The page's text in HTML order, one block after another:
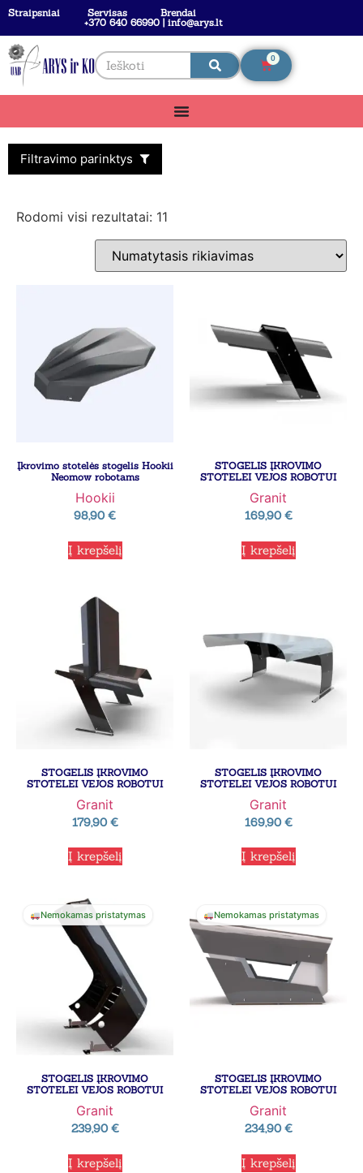
Straipsniai Servisas
Brendai
+370 640 66990 | info@arys.lt
0
Filtravimo parinktys
Rodomi visi rezultatai: 11
Įkrovimo stotelės stogelis Hookii
Neomow robotams
Hookii
98,90€
Į krepšelį
STOGELIS ĮKROVIMO
STOTELEI VEJOS ROBOTUI
Granit
169,90€
Į krepšelį
STOGELIS ĮKROVIMO
STOTELEI VEJOS ROBOTUI
Granit
179,90€
Į krepšelį
STOGELIS ĮKROVIMO
STOTELEI VEJOS ROBOTUI
Granit
169,90€
Į krepšelį
Nemokamas pristatymas
STOGELIS ĮKROVIMO
STOTELEI VEJOS ROBOTUI
Granit
239,90€
Į krepšelį
Nemokamas pristatymas
STOGELIS ĮKROVIMO
STOTELEI VEJOS ROBOTUI
Granit
234,90€
Į krepšelį